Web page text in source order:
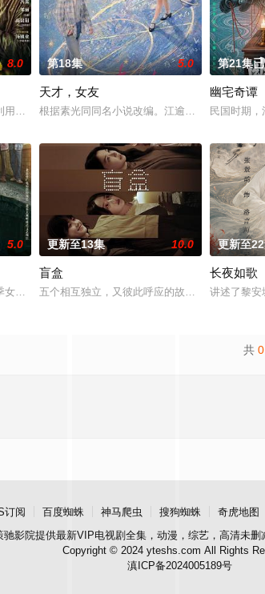
科三元及第入翰林院的奇女子
8.0
顾炎女儿奴的属性，请求老炮儿顾炎带自己用程序员
第18集 5.0
天才，女友
根据素光同同名小说改编。江逾白长大以后，林
第21集
幽宅奇谭
民国时期，
争后，国家蒙羞，张謇虽高中
5.0
女生苏琳（黄杨钿甜 饰），虽自小被父母忽视，在艰苦
更新至13集 10.0
盲盒
五个相互独立，又彼此呼应的故事——用一场精
更新至
长夜如歌
讲述了黎安
共 0
订阅 百度蜘蛛 神马爬虫 搜狗蜘蛛 奇虎地图
驰影院提供最新VIP电视剧全集，动漫，综艺，高清未删
Copyright © 2024 yteshs.com All Rights
滇ICP备2024005189号